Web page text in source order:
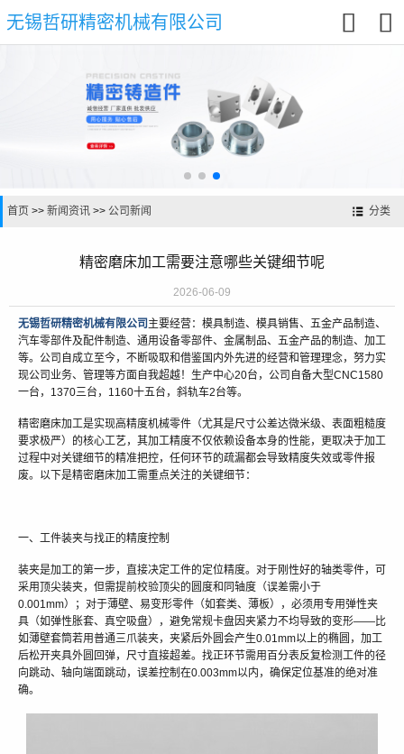
无锡哲研精密机械有限公司 

分类
首页 >> 新闻资讯 >> 公司新闻
精密磨床加工需要注意哪些关键细节呢
2026-06-09
无锡哲研精密机械有限公司 主要经营：模具制造、模具销售、五金产品制造、
汽车零部件及配件制造、通用设备零部件、金属制品、五金产品的制造、加工
等。公司自成立至今，不断吸取和借鉴国内外先进的经营和管理理念，努力实
现公司业务、管理等方面自我超越！生产中心20台，公司自备大型CNC1580
一台，1370三台，1160十五台，斜轨车2台等。
精密磨床加工是实现高精度机械零件（尤其是尺寸公差达微米级、表面粗糙度
要求极严）的核心工艺，其加工精度不仅依赖设备本身的性能，更取决于加工
过程中对关键细节的精准把控，任何环节的疏漏都会导致精度失效或零件报
废。以下是精密磨床加工需重点关注的关键细节：
一、工件装夹与找正的精度控制
装夹是加工的第一步，直接决定工件的定位精度。对于刚性好的轴类零件，可
采用顶尖装夹，但需提前校验顶尖的圆度和同轴度（误差需小于
0.001mm）；对于薄壁、易变形零件（如套类、薄板），必须用专用弹性夹
具（如弹性胀套、真空吸盘），避免常规卡盘因夹紧力不均导致的变形——比
如薄壁套筒若用普通三爪装夹，夹紧后外圆会产生0.01mm以上的椭圆，加工
后松开夹具外圆回弹，尺寸直接超差。找正环节需用百分表反复检测工件的径
向跳动、轴向端面跳动，误差控制在0.003mm以内，确保定位基准的绝对准
确。